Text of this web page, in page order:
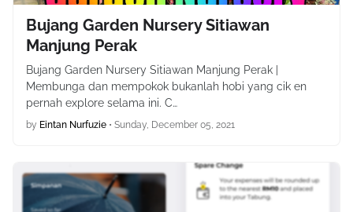
Bujang Garden Nursery Sitiawan
Manjung Perak
Bujang Garden Nursery Sitiawan Manjung Perak |
Membunga dan mempokok bukanlah hobi yang cik en
pernah explore selama ini. C…
by Eintan Nurfuzie • Sunday, December 05, 2021